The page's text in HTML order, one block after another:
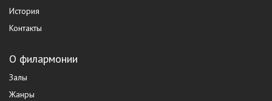
История
Контакты
О филармонии
Залы
Жанры